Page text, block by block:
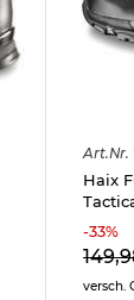
Art.Nr.
Haix
-33%
versch.